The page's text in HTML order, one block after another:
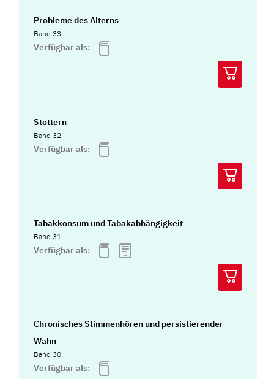
Probleme des Alterns
Band 33
Verfügbar als:
Stottern
Band 32
Verfügbar als:
Tabakkonsum und Tabakabhängigkeit
Band 31
Verfügbar als:
Chronisches Stimmenhören und persistierender
Wahn
Band 30
Verfügbar als: